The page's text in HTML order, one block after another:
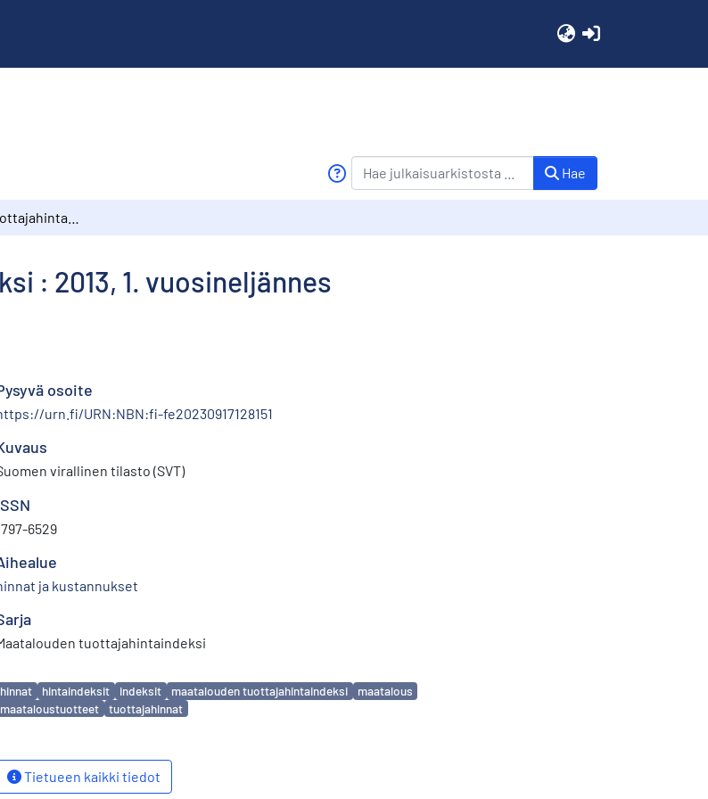
Hae
: 2013, 1. vuosineljännes
osoite
urn.fi/URN:NBN:fi-fe20230917128151
virallinen tilasto (SVT)
6529
ja kustannukset
tuottajahintaindeksi
hinnat hintaindeksit indeksit maatalouden tuottajahintaindeksi
maatalous
maataloustuotteet
tuottajahinnat
Tietueen kaikki tiedot